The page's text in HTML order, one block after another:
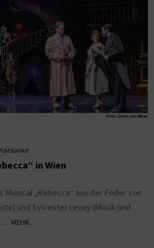
in Wien
Musical „Rebecca“ aus der Feder von
und Sylvester Levay (Musik und
MEHR...